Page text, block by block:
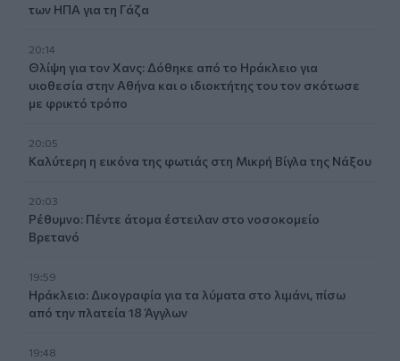
των ΗΠΑ για τη Γάζα
20:14
Θλίψη για τον Χανς: Δόθηκε από το Ηράκλειο για
υιοθεσία στην Αθήνα και ο ιδιοκτήτης του τον σκότωσε
με φρικτό τρόπο
20:05
Καλύτερη η εικόνα της φωτιάς στη Μικρή Βίγλα της Νάξου
20:03
Ρέθυμνο: Πέντε άτομα έστειλαν στο νοσοκομείο
Βρετανό
19:59
Ηράκλειο: Δικογραφία για τα λύματα στο λιμάνι, πίσω
από την πλατεία 18 Άγγλων
19:48